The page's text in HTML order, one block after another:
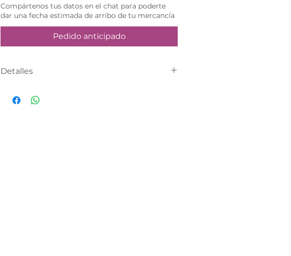
Compártenos tus datos en el chat para poderte
dar una fecha estimada de arribo de tu mercancía
Pedido anticipado
Detalles
anticipado, realiza tu compra en el sitio